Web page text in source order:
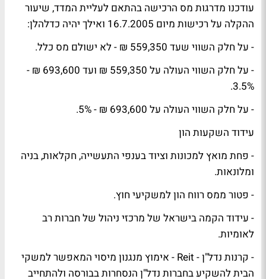
עודכנו מדרגות מס הרכישה בהתאם לעליית המדד, שיעור
ההקלה על רכישות מיום 16.7.2005 ואילך יהיה כדלהלן:
- על חלק השווי שעד 559,350 ₪ - לא ישולם מס כלל.
- על חלק השווי העולה על 559,350 ₪ ועד 693,600 ₪ -
3.5%.
- על חלק השווי העולה על 693,600 ₪ - 5%.
עידוד השקעות הון
- פחת מואץ למכונות וציוד בענפי התעשייה, חקלאות, בניה
ומלונאות.
- פטור ממס רווח הון למשקיעי חוץ.
- עידוד הקמה בישראל של מרכזי ניהול של חברות רב
לאומיות.
- קרנות נדל"ן - Reit - אימוץ מנגנון מיסוי המאפשר למשקי
הבית להשקיע בחברות נדל"ן הנסחרות בבורסה ולהתחייב